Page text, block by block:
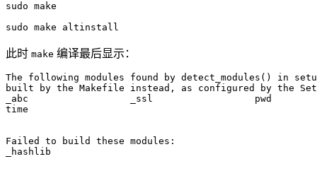
sudo make
sudo make altinstall
此时 make 编译最后显示：
The following modules found by detect_modules ( ) in
built by the Makefile instead, as configured by the
_abc                  _ssl pwd
time
Failed to build these modules:
_hashlib